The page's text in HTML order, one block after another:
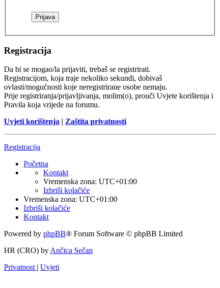
Registracija
Da bi se mogao/la prijaviti, trebaš se registrirati.
Registracijom, koja traje nekoliko sekundi, dobivaš
ovlasti/mogućnosti koje neregistrirane osobe nemaju.
Prije registriranja/prijavljivanja, molim(o), prouči Uvjete korištenja i
Pravila koja vrijede na forumu.
Uvjeti korištenja | Zaštita privatnosti
Registracija
Početna
Kontakt
Vremenska zona: UTC+01:00
Izbriši kolačiće
Vremenska zona: UTC+01:00
Izbriši kolačiće
Kontakt
Powered by phpBB® Forum Software © phpBB Limited
HR (CRO) by Ančica Sečan
Privatnost | Uvjeti